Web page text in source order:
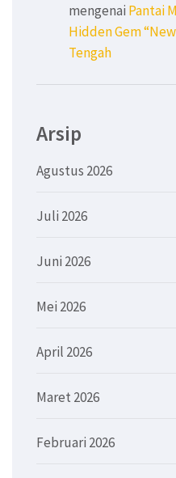
mengenai Pantai
Hidden Gem
Tengah
Arsip
Agustus 2026
Juli 2026
Juni 2026
Mei 2026
April 2026
Maret 2026
Februari 2026